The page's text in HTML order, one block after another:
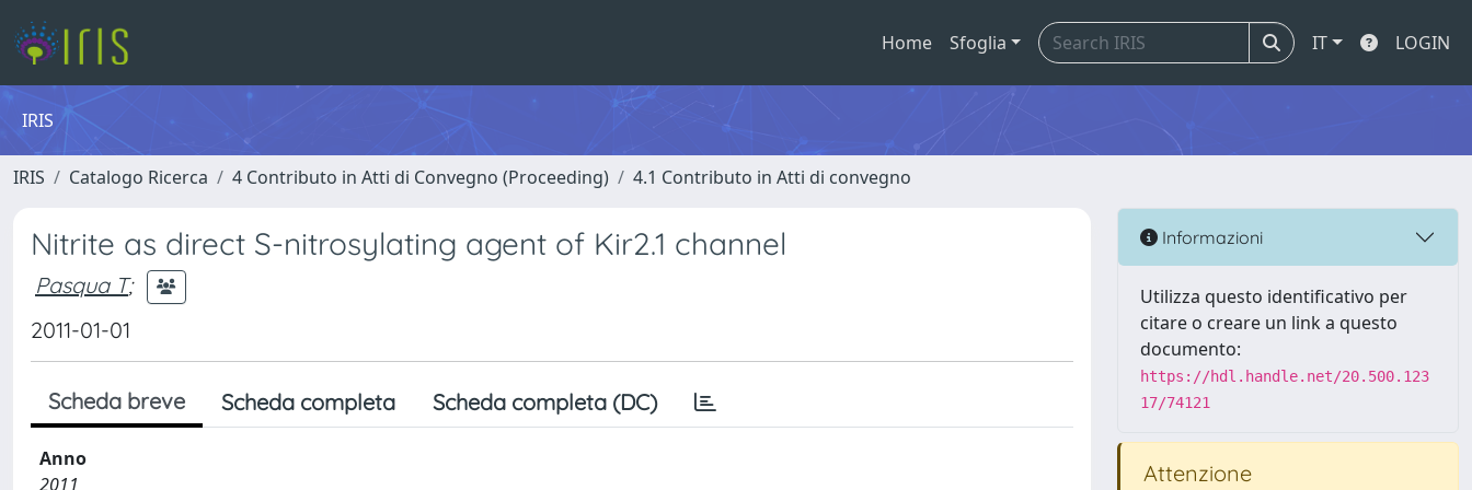
Home Sfoglia IT LOGIN
IRIS
IRIS Catalogo Ricerca 4 Contributo in Atti di Convegno (Proceeding) 4.1 Contributo in Atti di convegno
Nitrite as direct S-nitrosylating agent of Kir2.1 channel
Pasqua T;
2011-01-01
Scheda breve Scheda completa Scheda completa (DC)
Anno
2011
Informazioni
Utilizza questo identificativo per
citare o creare un link a questo
documento:
https://hdl.handle.net/20.500.123
17/74121
Attenzione